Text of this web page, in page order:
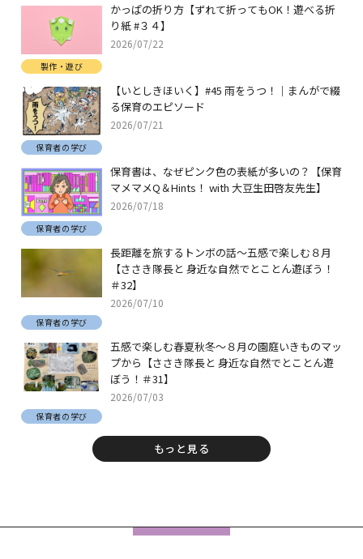
かっぱの折り方【ずれて折ってもOK！遊べる折
り紙 #３４】
2026/07/22
製作・遊び
【いとしきほいく】#45 雨をうつ！｜まんがで綴
る保育のエピソード
2026/07/21
保育者の学び
保育書は、なぜピンク色の表紙が多いの？【保育
マメマメQ＆Hints！ with 大豆生田啓友先生】
2026/07/18
保育者の学び
長距離を旅するトンボの話～五感で楽しむ８月
【ささき隊長と 身近な自然でとことん遊ぼう！
＃32】
2026/07/10
保育者の学び
五感で楽しむ春夏秋冬～８月の園庭いきものマッ
プから【ささき隊長と 身近な自然でとことん遊
ぼう！＃31】
2026/07/03
保育者の学び
もっと見る